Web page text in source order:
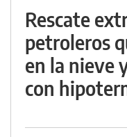
Rescate
petroleros
en la nieve
con